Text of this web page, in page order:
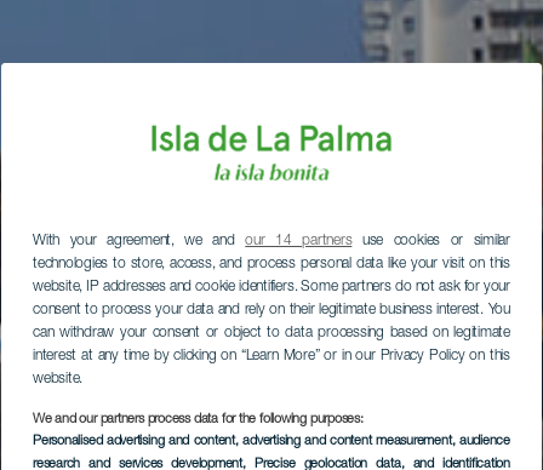
With your agreement, we andour 14 partnersuse cookies or similar
technologies to store, access, and process personal data like your visit on this
website, IP addresses and cookie identifiers. Some partners do not ask for your
consent to process your data and rely on their legitimate business interest. You
can withdraw your consent or object to data processing based on legitimate
interest at any time by clicking on “Learn More” or in our Privacy Policy on this
website.
We and our partners process data for the following purposes:
Personalised advertising and content, advertising and content measurement, audience
research and services development, Precise geolocation data, and identification